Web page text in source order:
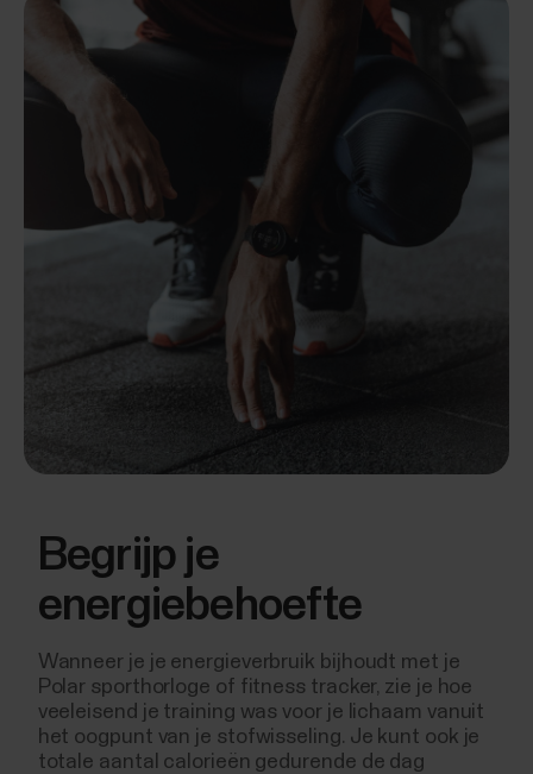
Begrijp je
energiebehoefte
Wanneer je je energieverbruik bijhoudt met je
Polar sporthorloge of fitness tracker, zie je hoe
veeleisend je training was voor je lichaam vanuit
het oogpunt van je stofwisseling. Je kunt ook je
totale aantal calorieën gedurende de dag